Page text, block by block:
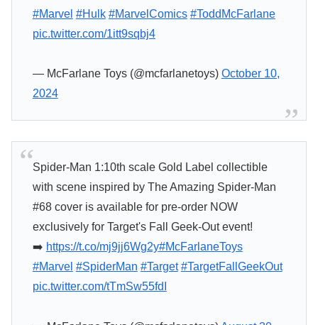
#Marvel #Hulk #MarvelComics #ToddMcFarlane
pic.twitter.com/1itt9sqbj4
— McFarlane Toys (@mcfarlanetoys) October 10,
2024
Spider-Man 1:10th scale Gold Label collectible
with scene inspired by The Amazing Spider-Man
#68 cover is available for pre-order NOW
exclusively for Target's Fall Geek-Out event!
➡️ https://t.co/mj9jj6Wg2y#McFarlaneToys
#Marvel #SpiderMan #Target #TargetFallGeekOut
pic.twitter.com/tTmSw55fdI